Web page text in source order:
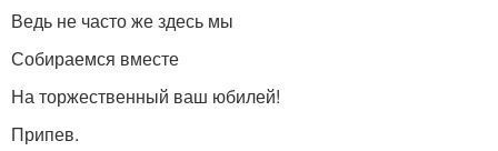
Ведь не часто же здесь мы
Собираемся вместе
На торжественный ваш юбилей!
Припев.